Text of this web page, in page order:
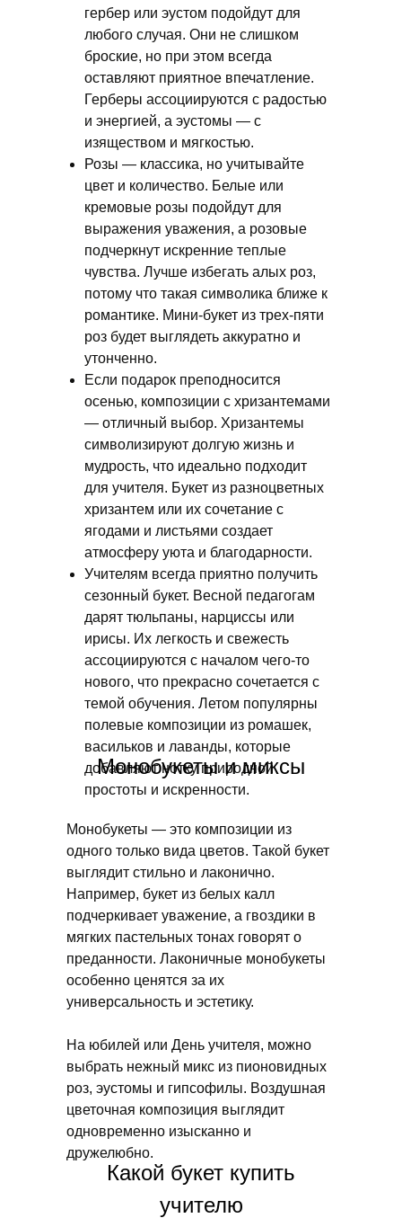
гербер или эустом подойдут для
любого случая. Они не слишком
броские, но при этом всегда
оставляют приятное впечатление.
Герберы ассоциируются с радостью
и энергией, а эустомы — с
изяществом и мягкостью.
Розы — классика, но учитывайте
цвет и количество. Белые или
кремовые розы подойдут для
выражения уважения, а розовые
подчеркнут искренние теплые
чувства. Лучше избегать алых роз,
потому что такая символика ближе к
романтике. Мини-букет из трех-пяти
роз будет выглядеть аккуратно и
утонченно.
Если подарок преподносится
осенью, композиции с хризантемами
— отличный выбор. Хризантемы
символизируют долгую жизнь и
мудрость, что идеально подходит
для учителя. Букет из разноцветных
хризантем или их сочетание с
ягодами и листьями создает
атмосферу уюта и благодарности.
Учителям всегда приятно получить
сезонный букет. Весной педагогам
дарят тюльпаны, нарциссы или
ирисы. Их легкость и свежесть
ассоциируются с началом чего-то
нового, что прекрасно сочетается с
темой обучения. Летом популярны
полевые композиции из ромашек,
васильков и лаванды, которые
добавляют нотку природной
простоты и искренности.
Монобукеты и миксы
Монобукеты — это композиции из
одного только вида цветов. Такой букет
выглядит стильно и лаконично.
Например, букет из белых калл
подчеркивает уважение, а гвоздики в
мягких пастельных тонах говорят о
преданности. Лаконичные монобукеты
особенно ценятся за их
универсальность и эстетику.
На юбилей или День учителя, можно
выбрать нежный микс из пионовидных
роз, эустомы и гипсофилы. Воздушная
цветочная композиция выглядит
одновременно изысканно и
дружелюбно.
Какой букет купить
учителю